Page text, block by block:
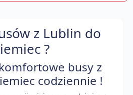
z Lublin do
?
busy z
codziennie !